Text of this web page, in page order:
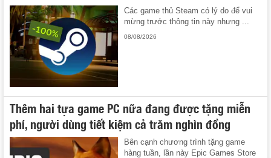
Các game thủ Steam có lý do để vui
mừng trước thông tin này nhưng ...
08/08/2026
Thêm hai tựa game PC nữa đang được tặng miễn
phí, người dùng tiết kiệm cả trăm nghìn đồng
Bên cạnh chương trình tặng game
hàng tuần, lần này Epic Games Store